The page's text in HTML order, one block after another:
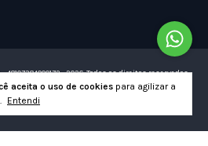
aceita o uso de cookies para agilizar a
Entendi
- 48107384000172 - 2026. Todos os direitos reservados.